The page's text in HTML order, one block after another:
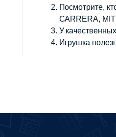
Посмотрите,
CARRERA,
У
Игрушка